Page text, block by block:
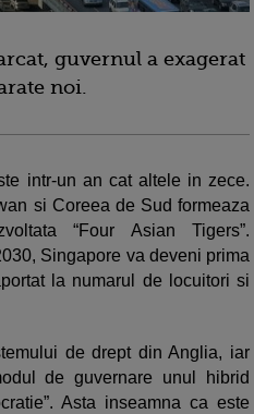
guvernul a exagerat
noi.
intr-un an cat altele in zece.
si Coreea de Sud formeaza
“Four Asian Tigers”.
Singapore va deveni prima
la numarul de locuitori si
de drept din Anglia, iar
de guvernare unul hibrid
Asta inseamna ca este